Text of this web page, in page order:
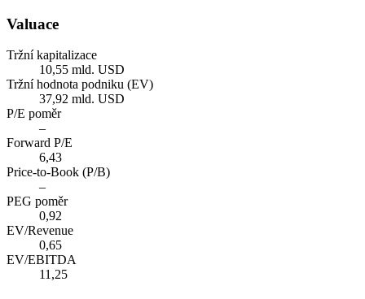
Valuace
Tržní kapitalizace
10,55 mld. USD
Tržní hodnota podniku (EV)
37,92 mld. USD
P/E poměr
–
Forward P/E
6,43
Price-to-Book (P/B)
–
PEG poměr
0,92
EV/Revenue
0,65
EV/EBITDA
11,25